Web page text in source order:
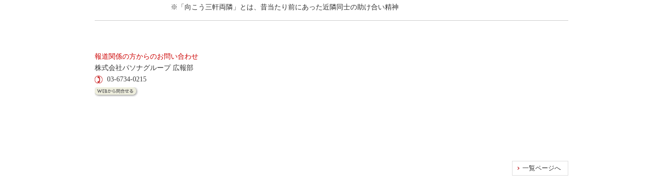
※「向こう三軒両隣」とは、昔当たり前にあった近隣同士の助け合い精神
報道関係の方からのお問い合わせ
株式会社パソナグループ 広報部
03-6734-0215
一覧ページへ